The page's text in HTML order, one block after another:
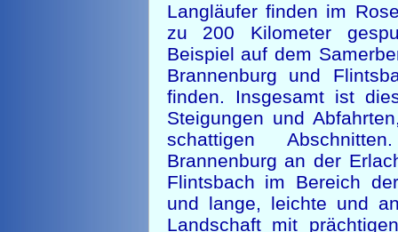
Langläufer finden im
zu 200 Kilometer
Beispiel auf dem
Brannenburg und
finden. Insgesamt ist
Steigungen und
schattigen
Brannenburg an der
Flintsbach im Bereich
und lange, leichte und
Landschaft mit